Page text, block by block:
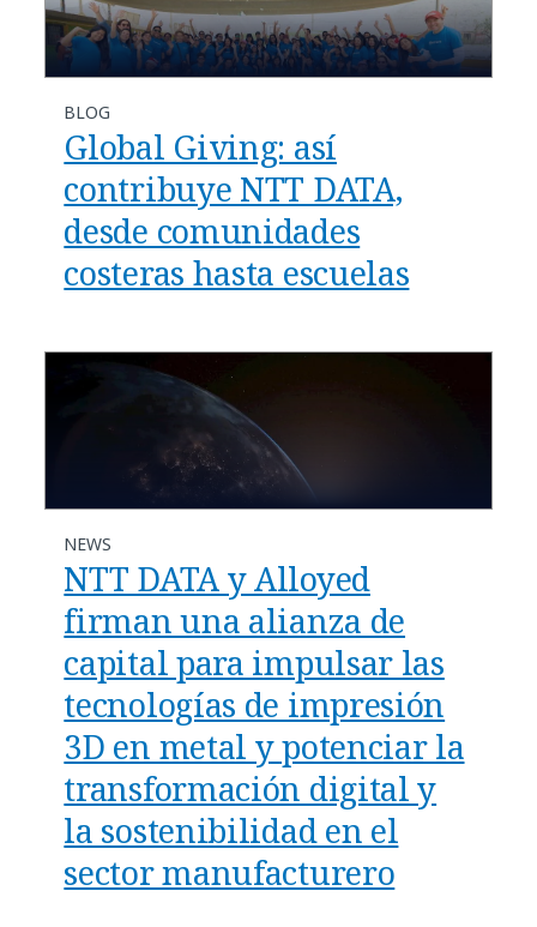
BLOG
Global Giving: así
contribuye NTT DATA,
desde comunidades
costeras hasta escuelas
NEWS
NTT DATA y Alloyed
firman una alianza de
capital para impulsar las
tecnologías de impresión
3D en metal y potenciar la
transformación digital y
la sostenibilidad en el
sector manufacturero